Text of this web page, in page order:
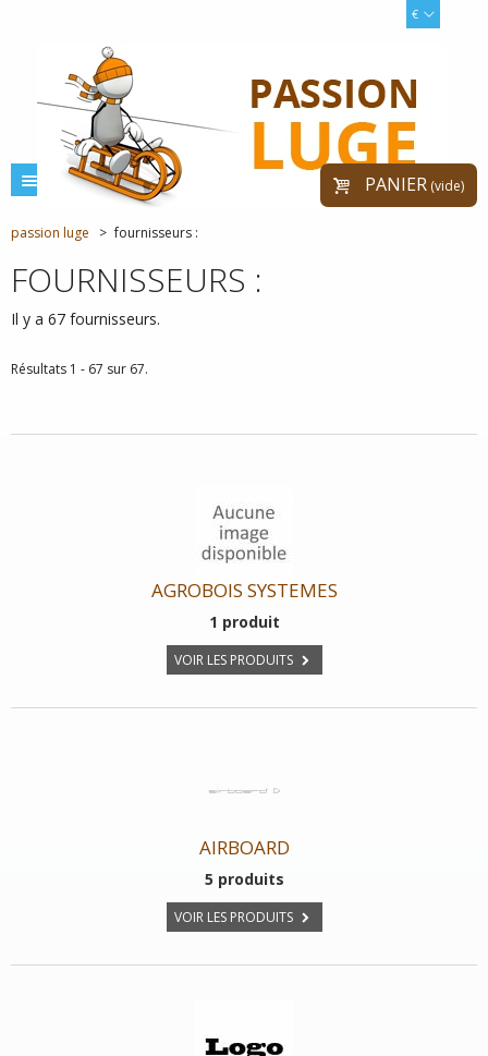
€
PANIER (vide)
menu
passion luge > fournisseurs :
FOURNISSEURS :
Il y a 67 fournisseurs.
Résultats 1 - 67 sur 67.
AGROBOIS SYSTEMES
1 produit
VOIR LES PRODUITS
AIRBOARD
5 produits
VOIR LES PRODUITS